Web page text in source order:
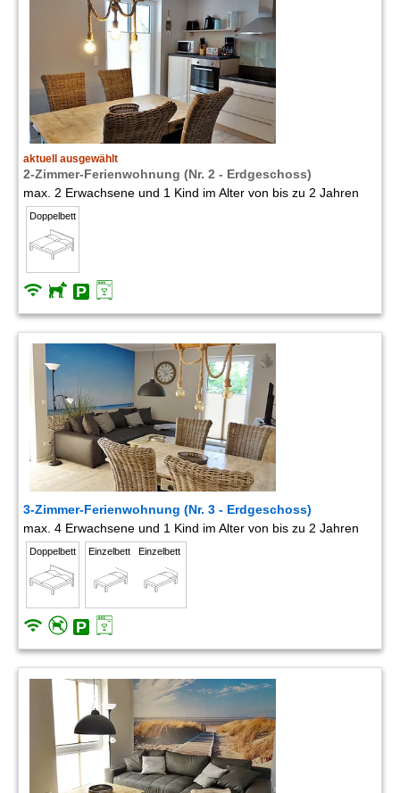
aktuell ausgewählt
2-Zimmer-Ferienwohnung (Nr. 2 - Erdgeschoss)
max. 2 Erwachsene und 1 Kind im Alter von bis zu 2 Jahren
Doppelbett
3-Zimmer-Ferienwohnung (Nr. 3 - Erdgeschoss)
max. 4 Erwachsene und 1 Kind im Alter von bis zu 2 Jahren
Doppelbett Einzelbett Einzelbett